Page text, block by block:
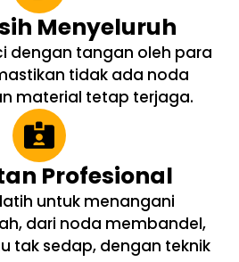
Menyeluruh
dengan tangan oleh para
tidak ada noda
material tetap terjaga.
Profesional
untuk menangani
dari noda membandel,
tak sedap, dengan teknik